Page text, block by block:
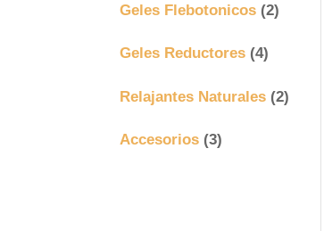
Geles Flebotonicos (2)
Geles Reductores (4)
Relajantes Naturales (2)
Accesorios (3)